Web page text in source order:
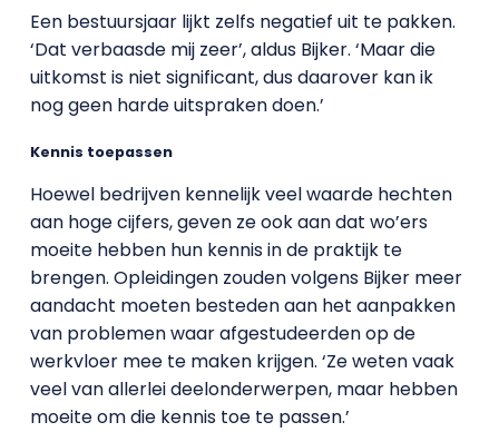
Een bestuursjaar lijkt zelfs negatief uit te pakken.
‘Dat verbaasde mij zeer’, aldus Bijker. ‘Maar die
uitkomst is niet significant, dus daarover kan ik
nog geen harde uitspraken doen.’
Kennis toepassen
Hoewel bedrijven kennelijk veel waarde hechten
aan hoge cijfers, geven ze ook aan dat wo’ers
moeite hebben hun kennis in de praktijk te
brengen. Opleidingen zouden volgens Bijker meer
aandacht moeten besteden aan het aanpakken
van problemen waar afgestudeerden op de
werkvloer mee te maken krijgen. ‘Ze weten vaak
veel van allerlei deelonderwerpen, maar hebben
moeite om die kennis toe te passen.’